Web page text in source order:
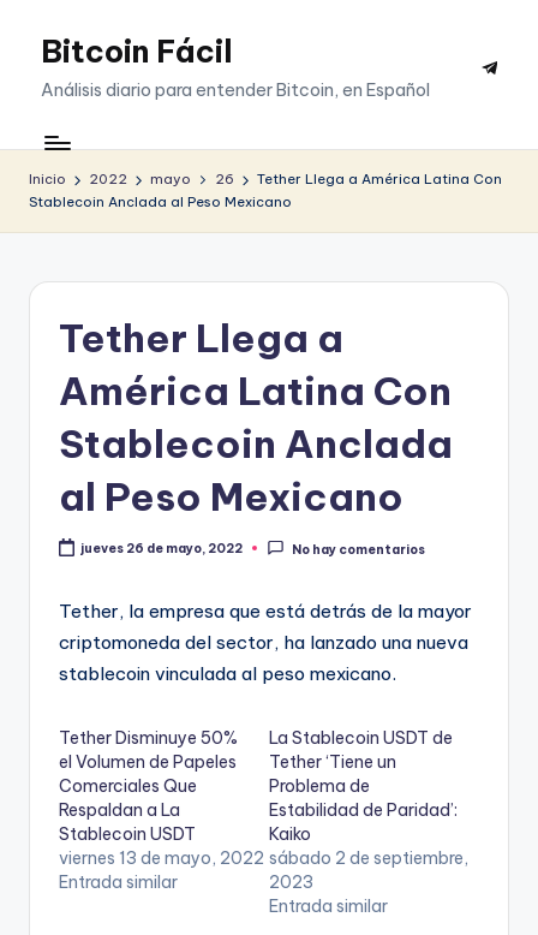
SaltarBitcoin Fácil
Análisis diario para entender Bitcoin, en Español
Inicio 2022 mayo 26
Tether Llega a América Latina Con
Stablecoin Anclada al Peso Mexicano
Tether Llega a
América Latina Con
Stablecoin Anclada
al Peso Mexicano
jueves 26 de mayo, 2022 No hay comentarios
Tether, la empresa que está detrás de la mayor
criptomoneda del sector, ha lanzado una nueva
stablecoin vinculada al peso mexicano.
Tether Disminuye 50%
el Volumen de Papeles
Comerciales Que
Respaldan a La
Stablecoin USDT
viernes 13 de mayo, 2022
Entrada similar
La Stablecoin USDT de
Tether ‘Tiene un
Problema de
Estabilidad de Paridad’:
Kaiko
sábado 2 de septiembre,
2023
Entrada similar